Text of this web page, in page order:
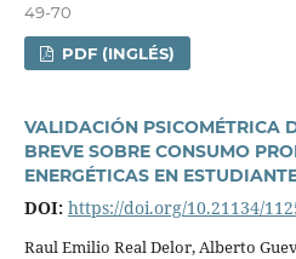
49-70
PDF (INGLÉS)
VALIDACIÓN PSICOMÉTRICA
BREVE SOBRE CONSUMO
ENERGÉTICAS EN
DOI: https://doi.org/10.21134/
Raul Emilio Real Delor, Alberto